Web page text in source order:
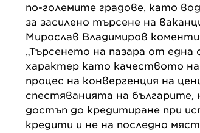
по-големите градове, като
за засилено търсене на
Мирослав Владимиров
„Търсенето на пазара от
характер като качеството
процес на конвергенция на
спестяванията на българите,
достъп до кредитиране при
кредити и не на последно